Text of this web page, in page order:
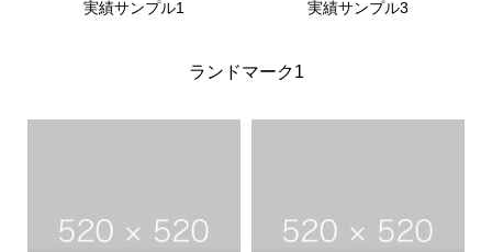
実績サンプル1 実績サンプル3
ランドマーク1